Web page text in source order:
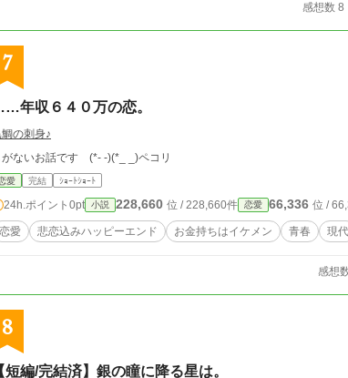
感想数 8
7
年収６４０万の恋。
の刺身♪
がないお話です (*- -)(*_ _)ペコリ
愛 完結 ｼｮｰﾄｼｮｰﾄ
24h.ポイント 0pt 小説 228,660 位 / 228,660件 恋愛 66,336 位 /
恋愛 悲恋込みハッピーエンド お金持ちはイケメン 青春 現代
感想
8
短編/完結済】銀の瞳に降る星は。